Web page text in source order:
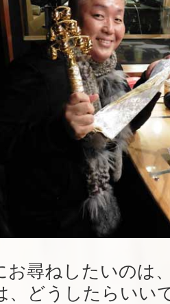
お尋ねしたいのは
、どうしたらいい